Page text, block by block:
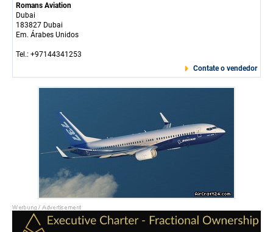
Romans Aviation
Dubai
183827 Dubai
Em. Árabes Unidos
Tel.: +97144341253
Contate o vendedor